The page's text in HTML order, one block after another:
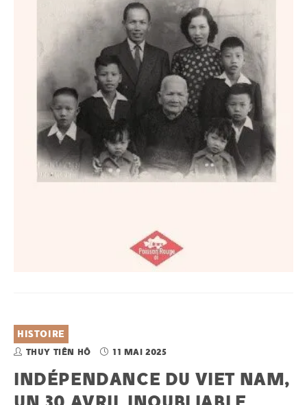
HISTOIRE
THUY TIÊN HÔ 11 MAI 2025
INDÉPENDANCE DU VIET NAM,